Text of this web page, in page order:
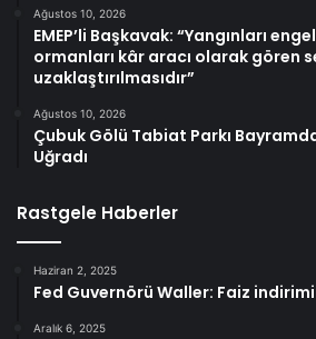
Ağustos 10, 2026
EMEP’li Başkavak: “Yangınları
ormanları kâr aracı olarak gören
uzaklaştırılmasıdır”
Ağustos 10, 2026
Çubuk Gölü Tabiat Parkı
Uğradı
Rastgele Haberler
Haziran 2, 2025
Fed Guvernörü Waller: Faiz
Aralık 6, 2025